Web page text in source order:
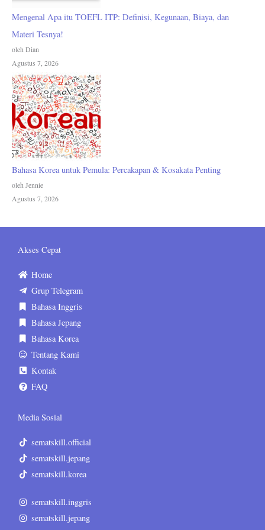
Mengenal Apa itu TOEFL ITP: Definisi, Kegunaan, Biaya, dan
Materi Tesnya!
oleh Dian
Agustus 7, 2026
Bahasa Korea untuk Pemula: Percakapan & Kosakata Penting
oleh Jennie
Agustus 7, 2026
Akses Cepat
Home
Grup Telegram
Bahasa Inggris
Bahasa Jepang
Bahasa Korea
Tentang Kami
Kontak
FAQ
Media Sosial
sematskill.official
sematskill.jepang
sematskill.korea
sematskill.inggris
sematskill.jepang